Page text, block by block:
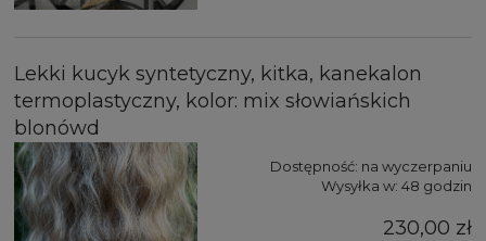
Lekki kucyk syntetyczny, kitka, kanekalon
termoplastyczny, kolor: mix słowiańskich
blonówd
Dostępność: na wyczerpaniu
Wysyłka w: 48 godzin
230,00 zł